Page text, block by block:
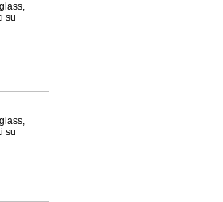
su
su